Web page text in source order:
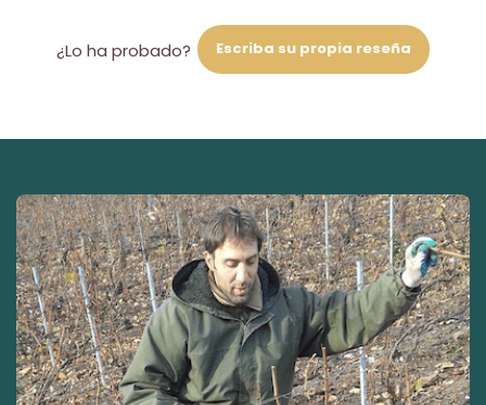
¿Lo ha probado? Escriba su propia reseña